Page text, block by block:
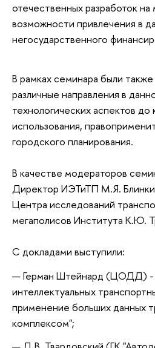
отечественных разработок
возможности привлечения в
негосударственного
В рамках семинара были
различные направления в
технологических аспектов до
использования,
городского планирования.
В качестве модераторов
Директор ИЭТиТП М.Я.
Центра исследований
мегаполисов Института К.Ю.
С докладами выступили:
Герман Штейнард (ЦОДД) -
интеллектуальных
применение больших данных
комплексом";